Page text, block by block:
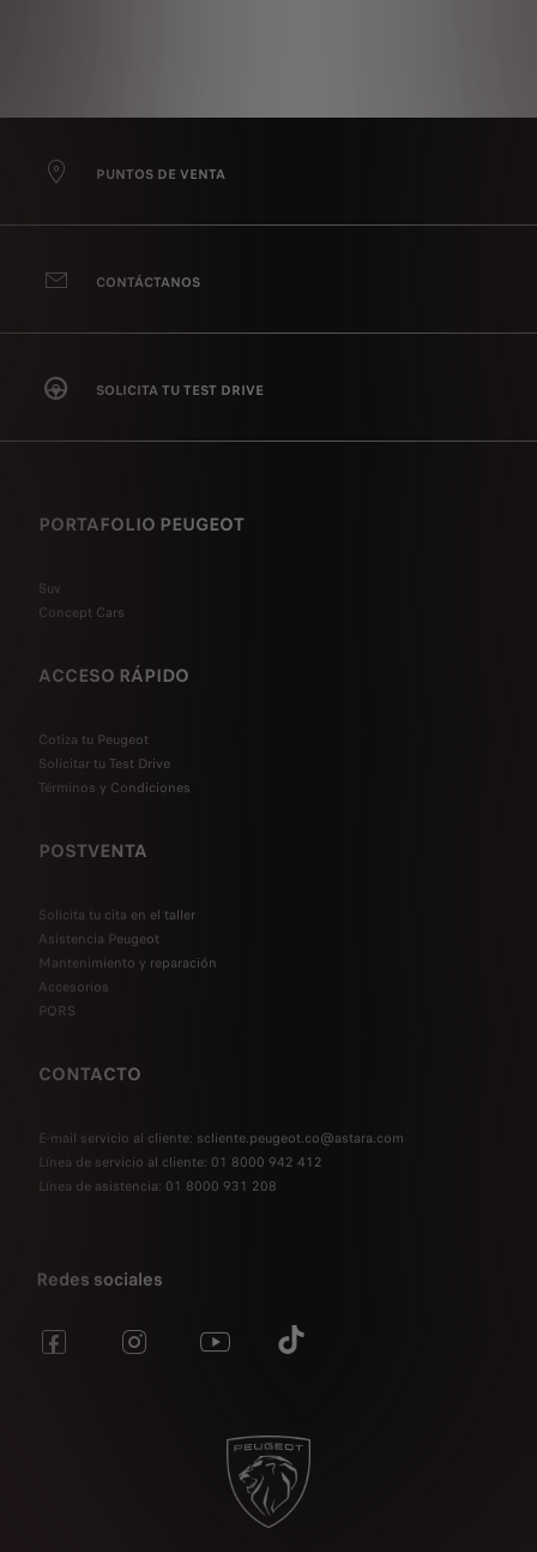
PUNTOS DE VENTA
CONTÁCTANOS
SOLICITA TU TEST DRIVE
PORTAFOLIO PEUGEOT
Suv
Concept Cars
ACCESO RÁPIDO
Cotiza tu Peugeot
Solicitar tu Test Drive
Términos y Condiciones
POSTVENTA
Solicita tu cita en el taller
Asistencia Peugeot
Mantenimiento y reparación
Accesorios
PQRS
CONTACTO
E-mail servicio al cliente: scliente.peugeot.co@astara.com
Línea de servicio al cliente: 01 8000 942 412
Línea de asistencia: 01 8000 931 208
Redes sociales